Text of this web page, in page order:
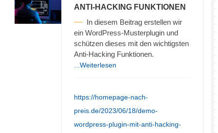
ANTI-HACKING FUNKTIONEN
In diesem Beitrag erstellen wir
ein WordPress-Musterplugin und
schützen dieses mit den wichtigsten
Anti-Hacking Funktionen.
...Weiterlesen
https://homepage-nach-
preis.de/2023/06/18/demo-
wordpress-plugin-mit-anti-hacking-